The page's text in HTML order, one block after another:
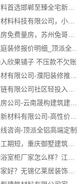
欣果铺子 不压款不欠账
咨询-顶派全铝高端定制